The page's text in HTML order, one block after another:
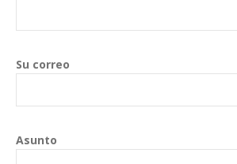
Su correo
Asunto